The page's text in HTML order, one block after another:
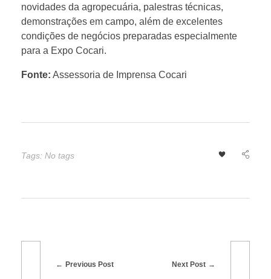
p
o
o
c
novidades da agropecuária, palestras técnicas,
demonstrações em campo, além de excelentes
condições de negócios preparadas especialmente
para a Expo Cocari.
Fonte: Assessoria de Imprensa Cocari
Tags: No tags
Previous Post Next Post